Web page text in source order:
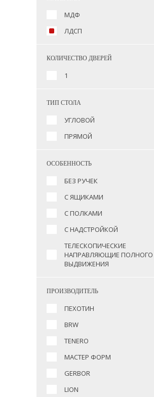
МДФ
ЛДСП
КОЛИЧЕСТВО ДВЕРЕЙ
1
ТИП СТОЛА
УГЛОВОЙ
ПРЯМОЙ
ОСОБЕННОСТЬ
БЕЗ РУЧЕК
С ЯЩИКАМИ
С ПОЛКАМИ
С НАДСТРОЙКОЙ
ТЕЛЕСКОПИЧЕСКИЕ
НАПРАВЛЯЮЩИЕ ПОЛНОГО
ВЫДВИЖЕНИЯ
ПРОИЗВОДИТЕЛЬ
ПЕХОТИН
BRW
TENERO
МАСТЕР ФОРМ
GERBOR
LION